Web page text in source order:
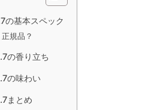
の基本スペック
規品？
の香り立ち
の味わい
まとめ